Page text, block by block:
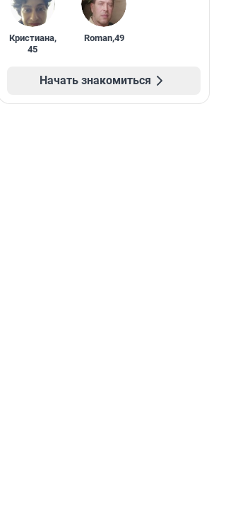
Кристиана,
45
Roman,49
Начать знакомиться